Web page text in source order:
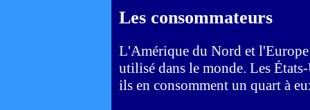
Les consommateurs
L'Amérique du Nord et
utilisé dans le monde. Les
ils en consomment un quart à